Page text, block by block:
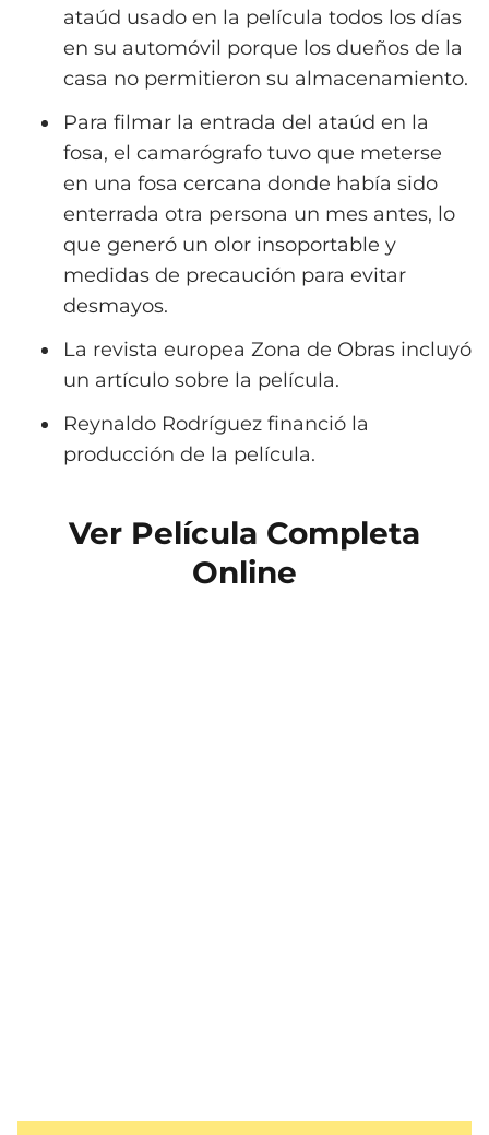
ataúd usado en la película todos los días
en su automóvil porque los dueños de la
casa no permitieron su almacenamiento.
Para filmar la entrada del ataúd en la
fosa, el camarógrafo tuvo que meterse
en una fosa cercana donde había sido
enterrada otra persona un mes antes, lo
que generó un olor insoportable y
medidas de precaución para evitar
desmayos.
La revista europea Zona de Obras incluyó
un artículo sobre la película.
Reynaldo Rodríguez financió la
producción de la película.
Ver Película Completa
Online